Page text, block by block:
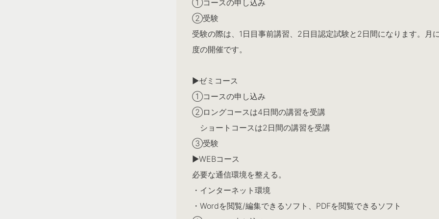
①コースの申し込み
②受験
受験の際は、1日目事前講習、2日目認定試験と2日間になります。月
度の開催です。
▶︎ゼミコース
①コースの申し込み
②ロングコースは4日間の講習を受講
ショートコースは2日間の講習を受講
③受験
▶︎WEBコース
必要な通信環境を整える。
・インターネット環境
・Wordを閲覧/編集できるソフト、PDFを閲覧できるソフト